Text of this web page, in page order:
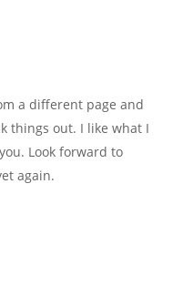
a different page and
things out. I like what I
Look forward to
again.